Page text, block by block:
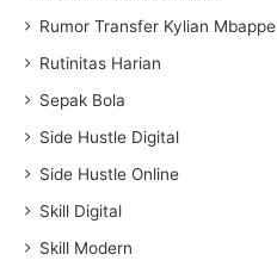
Rumor Transfer Kylian Mbappe
Rutinitas Harian
Sepak Bola
Side Hustle Digital
Side Hustle Online
Skill Digital
Skill Modern